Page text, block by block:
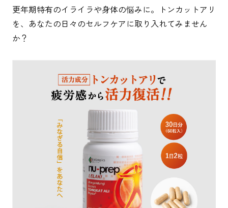
更年期特有のイライラや身体の悩みに。トンカットアリ
を、あなたの日々のセルフケアに取り入れてみません
か？